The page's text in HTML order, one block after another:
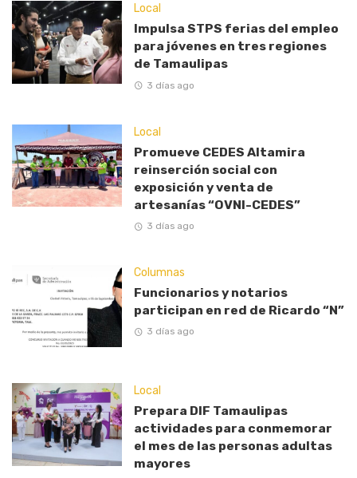
Local
Impulsa STPS ferias del empleo
para jóvenes en tres regiones
de Tamaulipas
3 días ago
Local
Promueve CEDES Altamira
reinserción social con
exposición y venta de
artesanías “OVNI-CEDES”
3 días ago
Columnas
Funcionarios y notarios
participan en red de Ricardo “N”
3 días ago
Local
Prepara DIF Tamaulipas
actividades para conmemorar
el mes de las personas adultas
mayores